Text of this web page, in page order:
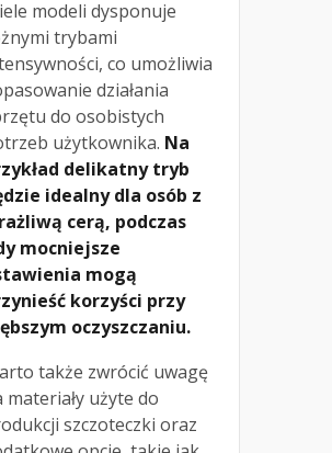
modeli dysponuje
trybami
co umożliwia
działania
do osobistych
użytkownika. Na
delikatny tryb
idealny dla osób z
cerą, podczas
mocniejsze
mogą
korzyści przy
oczyszczaniu.
także zwrócić uwagę
materiały użyte do
szczoteczki oraz